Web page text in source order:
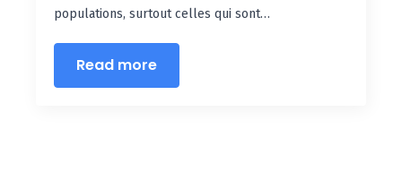
populations, surtout celles qui sont…
Read more